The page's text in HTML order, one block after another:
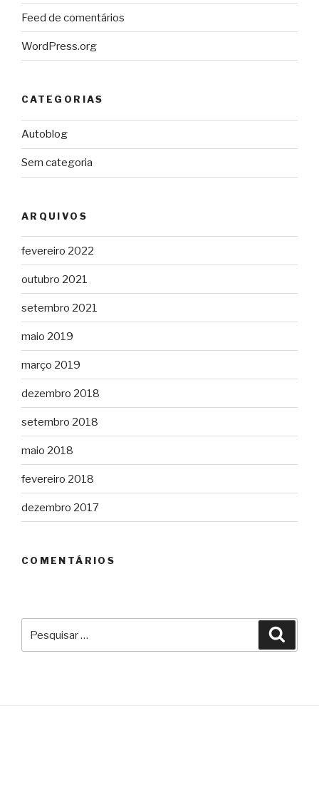
Feed de comentários
WordPress.org
CATEGORIAS
Autoblog
Sem categoria
ARQUIVOS
fevereiro 2022
outubro 2021
setembro 2021
maio 2019
março 2019
dezembro 2018
setembro 2018
maio 2018
fevereiro 2018
dezembro 2017
COMENTÁRIOS
por: